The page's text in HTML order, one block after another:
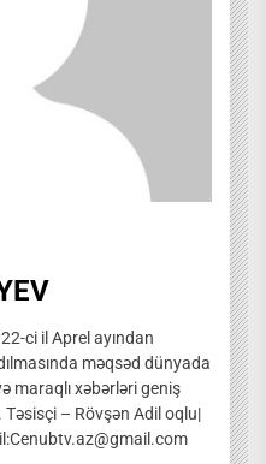
ci il Aprel ayından
məqsəd dünyada
maraqlı xəbərləri geniş
– Rövşən Adil oqlu|